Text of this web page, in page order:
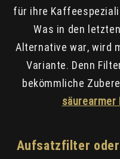
für ihre
Was in den
Alternative war, wird
Variante. Denn
bekömmliche
säurearmer
Aufsatzfilter